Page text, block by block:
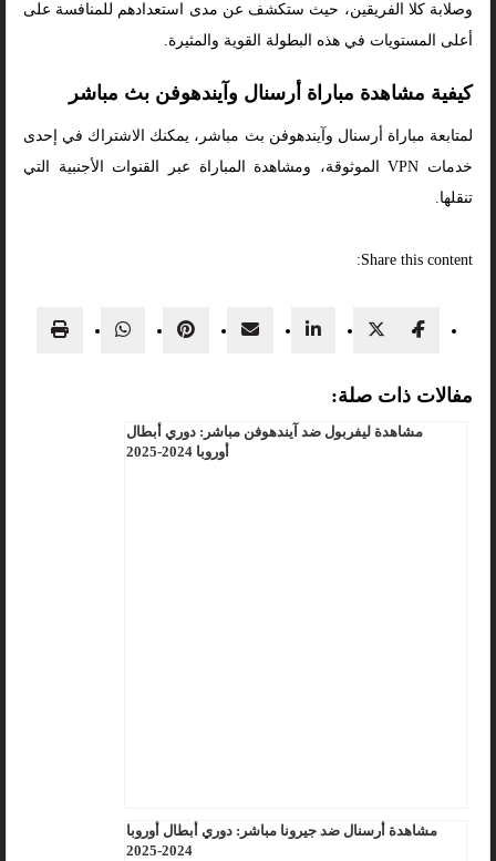
وصلابة كلا الفريقين، حيث ستكشف عن مدى استعدادهم للمنافسة على
أعلى المستويات في هذه البطولة القوية والمثيرة.
كيفية مشاهدة مباراة أرسنال وآيندهوفن بث مباشر
لمتابعة مباراة أرسنال وآيندهوفن بث مباشر، يمكنك الاشتراك في إحدى
خدمات VPN الموثوقة، ومشاهدة المباراة عبر القنوات الأجنبية التي
تنقلها.
Share this content:
مفالات ذات صلة:
مشاهدة ليفربول ضد آيندهوفن مباشر: دوري أبطال
أوروبا 2024-2025
مشاهدة أرسنال ضد جيرونا مباشر: دوري أبطال أوروبا
2024-2025